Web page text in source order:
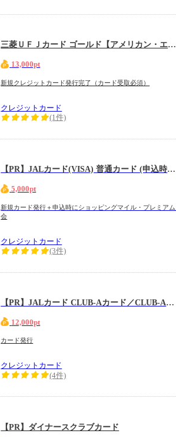
三菱ＵＦＪカード ゴールド【アメリカン・エキスプレス®限定】
13,000pt
新規クレジットカード発行完了（カード受取必須）
クレジットカード
(1件)
【PR】JALカード(VISA) 普通カード (申込時にショッピングマイル・プレミアム入会必須)
5,000pt
新規カード発行＋申込時にショッピングマイル・プレミア
会
クレジットカード
(3件)
【PR】JALカード CLUB-Aカード／CLUB-Aゴールドカード（VISA）
12,000pt
カード発行
クレジットカード
(4件)
【PR】ダイナースクラブカード